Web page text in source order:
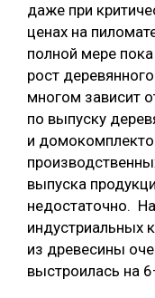
даже при
ценах на
полной мере
рост
многом зависит
по выпуску
и
выпуска
недостаточно.
индустриальных
из древесины
выстроилась на